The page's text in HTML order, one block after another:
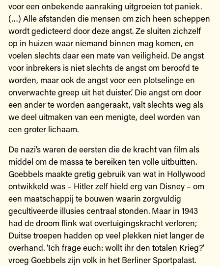
voor een onbekende aanraking uitgroeien tot paniek.
(…) Alle afstanden die mensen om zich heen scheppen
wordt gedicteerd door deze angst. Ze sluiten zichzelf
op in huizen waar niemand binnen mag komen, en
voelen slechts daar een mate van veiligheid. De angst
voor inbrekers is niet slechts de angst om beroofd te
worden, maar ook de angst voor een plotselinge en
onverwachte greep uit het duister.’ Die angst om door
een ander te worden aangeraakt, valt slechts weg als
we deel uitmaken van een menigte, deel worden van
een groter lichaam.
De nazi’s waren de eersten die de kracht van film als
middel om de massa te bereiken ten volle uitbuitten.
Goebbels maakte gretig gebruik van wat in Hollywood
ontwikkeld was – Hitler zelf hield erg van Disney – om
een maatschappij te bouwen waarin zorgvuldig
gecultiveerde illusies centraal stonden. Maar in 1943
had de droom flink wat overtuigingskracht verloren;
Duitse troepen hadden op veel plekken niet langer de
overhand. ‘Ich frage euch: wollt ihr den totalen Krieg?’
vroeg Goebbels zijn volk in het Berliner Sportpalast.